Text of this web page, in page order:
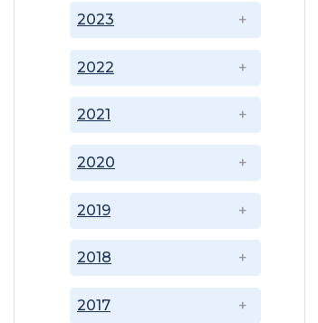
2017
2018
2019
2020
2021
2022
2023